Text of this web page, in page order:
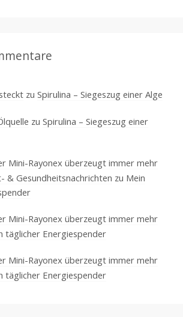
zu Spirulina – Siegeszug einer Alge
zu Spirulina – Siegeszug einer
Mini-Rayonex überzeugt immer mehr
& Gesundheitsnachrichten zu Mein
Mini-Rayonex überzeugt immer mehr
täglicher Energiespender
Mini-Rayonex überzeugt immer mehr
täglicher Energiespender